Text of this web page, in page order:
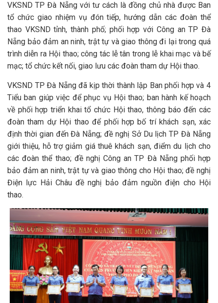
VKSND TP Đà Nẵng với tư cách là đồng chủ nhà được Ban
tổ chức giao nhiệm vụ đón tiếp, hướng dẫn các đoàn thể
thao VKSND tỉnh, thành phố; phối hợp với Công an TP Đà
Nẵng bảo đảm an ninh, trật tự và giao thông đi lại trong quá
trình diễn ra Hội thao; công tác lễ tân trong lễ khai mạc và bế
mạc; tổ chức kết nối, giao lưu các đoàn tham dự Hội thao.
VKSND TP Đà Nẵng đã kịp thời thành lập Ban phối hợp và 4
Tiểu ban giúp việc để phục vụ Hội thao; ban hành kế hoạch
về phối hợp triển khai tổ chức Hội thao, thông báo đến các
đoàn tham dự Hội thao để phối hợp bố trí khách sạn, xác
định thời gian đến Đà Nẵng; đề nghị Sở Du lịch TP Đà Nẵng
giới thiệu, hỗ trợ giảm giá thuê khách sạn, điểm du lịch cho
các đoàn thể thao; đề nghị Công an TP Đà Nẵng phối hợp
bảo đảm an ninh, trật tự và giao thông cho Hội thao; đề nghị
Điện lực Hải Châu đề nghị bảo đảm nguồn điện cho Hội
thao.